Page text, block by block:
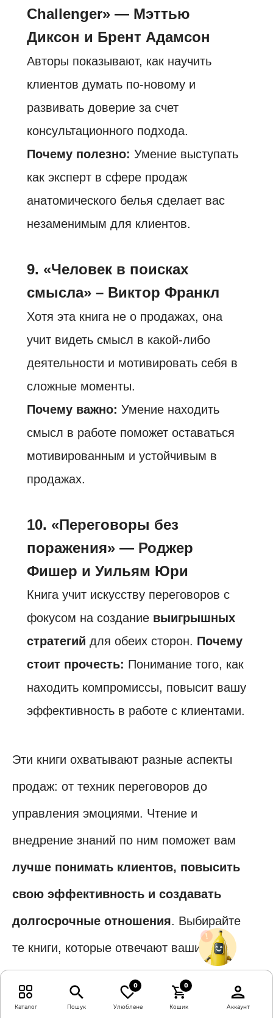
Каталог Пошук
0
Улюблене
0
Кошик Аккаунт
Challenger» — Мэттью
Диксон и Брент Адамсон
Авторы показывают, как научить
клиентов думать по-новому и
развивать доверие за счет
консультационного подхода.
Почему полезно: Умение выступать
как эксперт в сфере продаж
анатомического белья сделает вас
незаменимым для клиентов.
9. «Человек в поисках
смысла» – Виктор Франкл
Хотя эта книга не о продажах, она
учит видеть смысл в какой-либо
деятельности и мотивировать себя в
сложные моменты.
Почему важно: Умение находить
смысл в работе поможет оставаться
мотивированным и устойчивым в
продажах.
10. «Переговоры без
поражения» — Роджер
Фишер и Уильям Юри
Книга учит искусству переговоров с
фокусом на создание выигрышных
стратегий для обеих сторон. Почему
стоит прочесть: Понимание того, как
находить компромиссы, повысит вашу
эффективность в работе с клиентами.
Эти книги охватывают разные аспекты
продаж: от техник переговоров до
управления эмоциями. Чтение и
внедрение знаний по ним поможет вам
лучше понимать клиентов, повысить
свою эффективность и создавать
долгосрочные отношения. Выбирайте
те книги, которые отвечают вашим
текущим потребностям и начинайте
совершенствовать свои навыки уже